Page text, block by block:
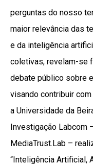
perguntas do nosso
maior relevância das
e da inteligência
coletivas, revelam-se
debate público sobre
visando contribuir
a Universidade da
Investigação Labcom
MediaTrust.Lab –
“Inteligência Artificial,